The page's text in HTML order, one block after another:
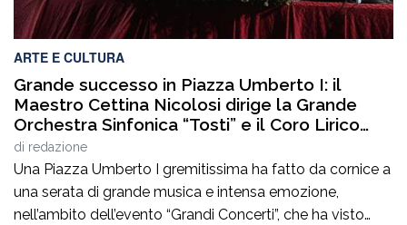
ARTE E CULTURA
Grande successo in Piazza Umberto I: il
Maestro Cettina Nicolosi dirige la Grande
Orchestra Sinfonica “Tosti” e il Coro Lirico
“Salecchi” Città di Chieti
di redazione
Una Piazza Umberto I gremitissima ha fatto da cornice a
una serata di grande musica e intensa emozione,
nell’ambito dell’evento “Grandi Concerti”, che ha visto